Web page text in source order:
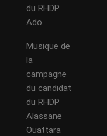
du RHDP
Ado
Musique de
la
campagne
du candidat
du RHDP
Alassane
Ouattara